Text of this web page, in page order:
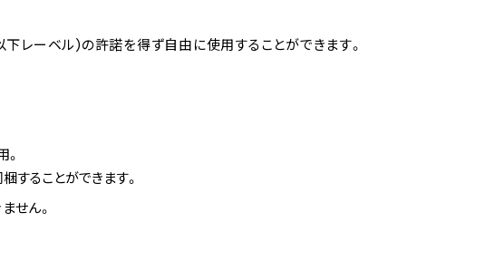
レーベル)の許諾を得ず自由に使用することができます。
。
することができます。
せん。